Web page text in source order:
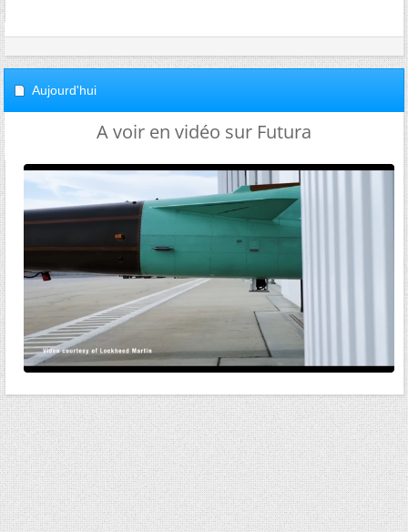
Aujourd'hui
A voir en vidéo sur Futura